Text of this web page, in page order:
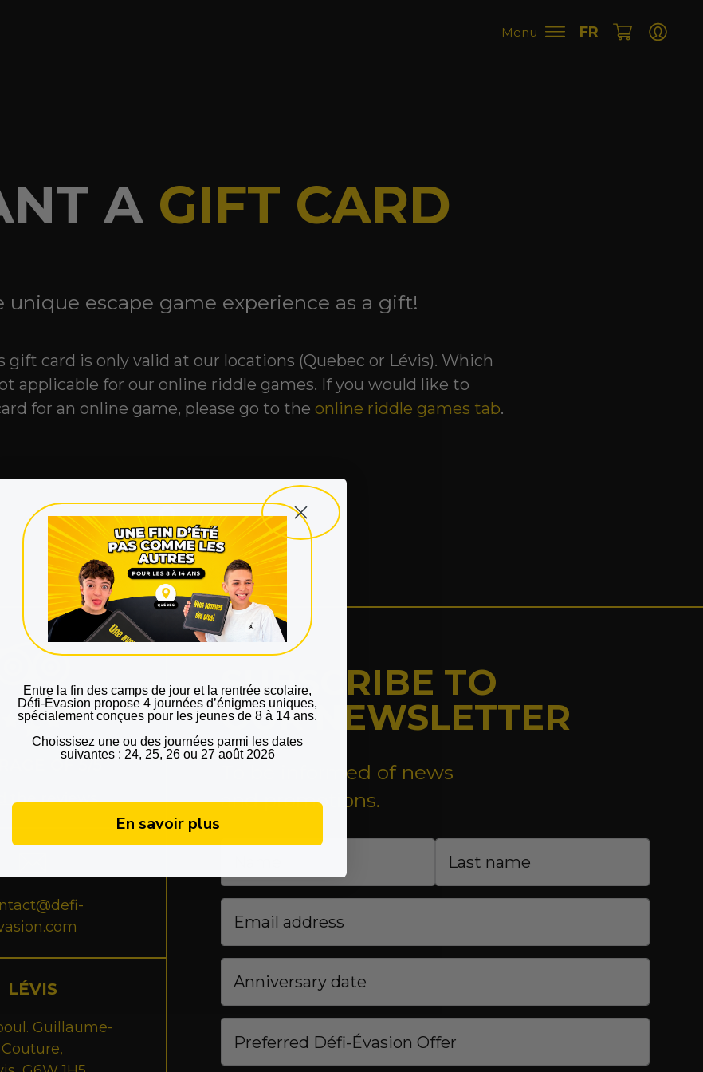
Menu FR
A GIFT CARD
unique escape game experience as a gift!
card is only valid at our locations (Quebec or Lévis). Which
applicable for our online riddle games. If you would like to
for an online game, please go to the online riddle games tab.
OF 5/5
the reviews
LÉVIS
Guillaume-
Couture,
SUBSCRIBE TO
OUR NEWSLETTER
To be informed of news
and promotions.
Entre la fin des camps de jour et la rentrée scolaire,
Défi‑Évasion propose 4 journées d’énigmes uniques,
spécialement conçues pour les jeunes de 8 à 14 ans.
Choissisez une ou des journées parmi les dates
suivantes : 24, 25, 26 ou 27 août 2026
En savoir plus